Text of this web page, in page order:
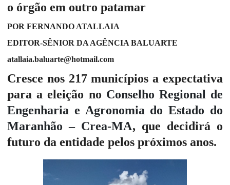
o órgão em outro patamar
POR FERNANDO ATALLAIA
EDITOR-SÊNIOR DA AGÊNCIA BALUARTE
atallaia.baluarte@hotmail.com
Cresce nos 217 municípios a expectativa
para a eleição no Conselho Regional de
Engenharia e Agronomia do Estado do
Maranhão – Crea-MA, que decidirá o
futuro da entidade pelos próximos anos.